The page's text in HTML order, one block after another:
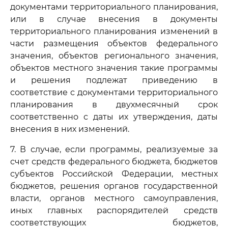
документами территориального планирования,
или в случае внесения в документы
территориального планирования изменений в
части размещения объектов федерального
значения, объектов регионального значения,
объектов местного значения такие программы
и решения подлежат приведению в
соответствие с документами территориального
планирования в двухмесячный срок
соответственно с даты их утверждения, даты
внесения в них изменений.
7. В случае, если программы, реализуемые за
счет средств федерального бюджета, бюджетов
субъектов Российской Федерации, местных
бюджетов, решения органов государственной
власти, органов местного самоуправления,
иных главных распорядителей средств
соответствующих бюджетов,